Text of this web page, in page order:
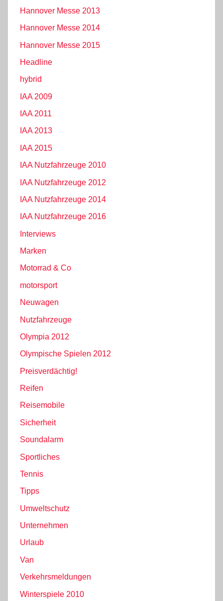
Hannover Messe 2013
Hannover Messe 2014
Hannover Messe 2015
Headline
hybrid
IAA 2009
IAA 2011
IAA 2013
IAA 2015
IAA Nutzfahrzeuge 2010
IAA Nutzfahrzeuge 2012
IAA Nutzfahrzeuge 2014
IAA Nutzfahrzeuge 2016
Interviews
Marken
Motorrad & Co
motorsport
Neuwagen
Nutzfahrzeuge
Olympia 2012
Olympische Spielen 2012
Preisverdächtig!
Reifen
Reisemobile
Sicherheit
Soundalarm
Sportliches
Tennis
Tipps
Umweltschutz
Unternehmen
Urlaub
Van
Verkehrsmeldungen
Winterspiele 2010